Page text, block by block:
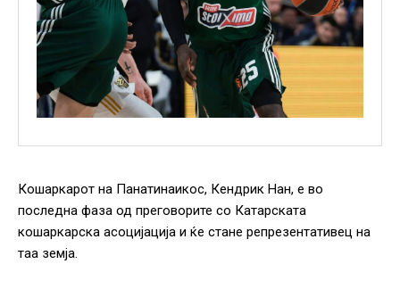
Кошаркарот на Панатинаикос, Кендрик Нан, е во
последна фаза од преговорите со Катарската
кошаркарска асоцијација и ќе стане репрезентативец на
таа земја.